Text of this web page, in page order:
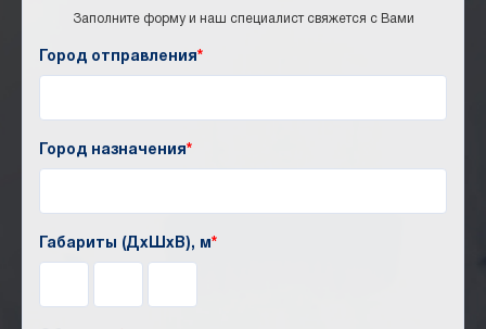
Заполните форму и наш специалист свяжется с Вами
Город отправления*
Город назначения*
Габариты (ДхШхВ), м*